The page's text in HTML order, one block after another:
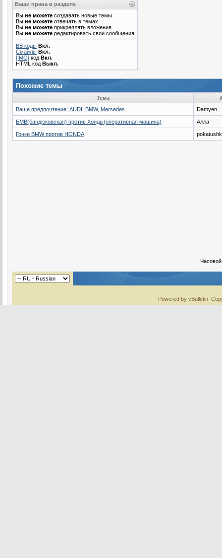
Ваши права в разделе
Вы не можете создавать новые темы
Вы не можете отвечать в темах
Вы не можете прикреплять вложения
Вы не можете редактировать свои сообщения
BB коды Вкл.
Смайлы Вкл.
[IMG] код Вкл.
HTML код Выкл.
Похожие темы
Тема
Ваше предпочтение: AUDI, BMW, Mersedes
Damyen
БМВ(бандюковская) против Хонды(оперативная машина) Алла
Гонки BMW против HONDA
Powered by vBulletin.